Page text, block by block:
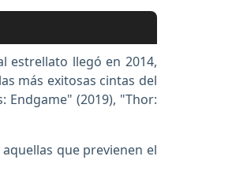
estrellato llegó en 2014,
más exitosas cintas del
Endgame" (2019), "Thor:
que previenen el